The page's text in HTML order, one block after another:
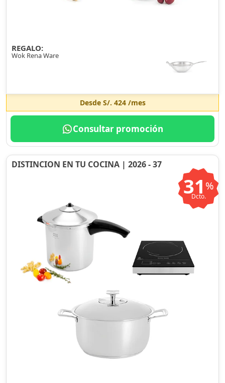
REGALO:
Wok Rena Ware
Desde S/. 424/mes
Consultar promoción
DISTINCION EN TU COCINA | 2026 - 37
31 %
Dcto.